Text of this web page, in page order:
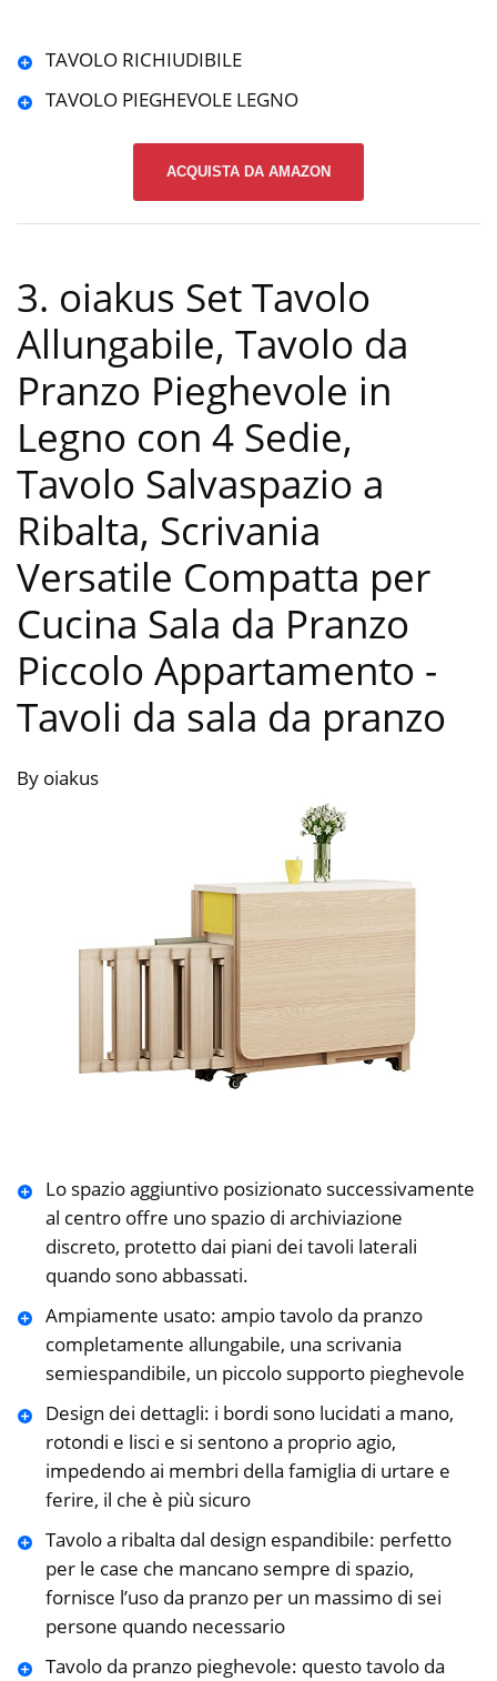
TAVOLO RICHIUDIBILE
TAVOLO PIEGHEVOLE LEGNO
ACQUISTA DA AMAZON
3. oiakus Set Tavolo
Allungabile, Tavolo da
Pranzo Pieghevole in
Legno con 4 Sedie,
Tavolo Salvaspazio a
Ribalta, Scrivania
Versatile Compatta per
Cucina Sala da Pranzo
Piccolo Appartamento -
Tavoli da sala da pranzo
By oiakus
Lo spazio aggiuntivo posizionato successivamente
al centro offre uno spazio di archiviazione
discreto, protetto dai piani dei tavoli laterali
quando sono abbassati.
Ampiamente usato: ampio tavolo da pranzo
completamente allungabile, una scrivania
semiespandibile, un piccolo supporto pieghevole
Design dei dettagli: i bordi sono lucidati a mano,
rotondi e lisci e si sentono a proprio agio,
impedendo ai membri della famiglia di urtare e
ferire, il che è più sicuro
Tavolo a ribalta dal design espandibile: perfetto
per le case che mancano sempre di spazio,
fornisce l’uso da pranzo per un massimo di sei
persone quando necessario
Tavolo da pranzo pieghevole: questo tavolo da